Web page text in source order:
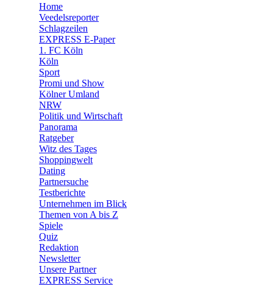
🛒 Shoppingwelt
Home
Veedelsreporter
Schlagzeilen
EXPRESS E-Paper
1. FC Köln
Köln
Sport
Promi und Show
Kölner Umland
NRW
Politik und Wirtschaft
Panorama
Ratgeber
Witz des Tages
Shoppingwelt
Dating
Partnersuche
Testberichte
Unternehmen im Blick
Themen von A bis Z
Spiele
Quiz
Redaktion
Newsletter
Unsere Partner
EXPRESS Service